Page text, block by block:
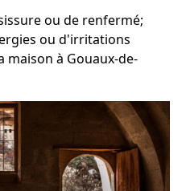
ou de renfermé;
ou d'irritations
maison à Gouaux-de-